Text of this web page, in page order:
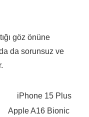
göz önüne
da sorunsuz ve
iPhone 15 Plus
Apple A16 Bionic